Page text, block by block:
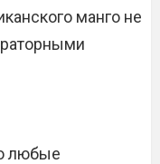
манго не
любые